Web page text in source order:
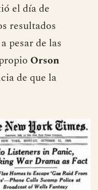
el día de
resultados
pesar de las
Orson
de que la